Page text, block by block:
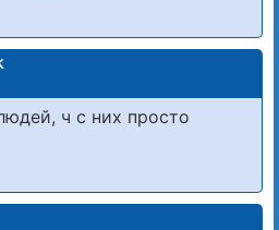
ч с них просто